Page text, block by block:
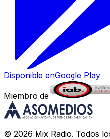
Disponible enGoogle Play
Miembro de
© 2026 Mix Radio. Todos